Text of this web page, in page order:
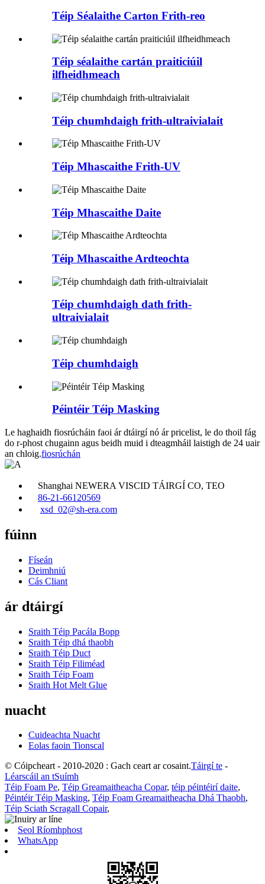
Téip Séalaithe Carton Frith-reo
Téip séalaithe cartán praiticiúil
ilfheidhmeach
Téip chumhdaigh frith-ultraivialait
Téip Mhascaithe Frith-UV
Téip Mhascaithe Daite
Téip Mhascaithe Ardteochta
Téip chumhdaigh dath frith-
ultraivialait
Téip chumhdaigh
Péintéir Téip Masking
Le haghaidh fiosrúcháin faoi ár dtáirgí nó ár pricelist, le do thoil fág
do r-phost chugainn agus beidh muid i dteagmháil laistigh de 24 uair
an chloig.fiosrúchán
Shanghai NEWERA VISCID TÁIRGÍ CO, TEO
86-21-66120569
xsd_02@sh-era.com
fúinn
Físeán
Deimhniú
Cás Cliant
ár dtáirgí
Sraith Téip Pacála Bopp
Sraith Téip dhá thaobh
Sraith Téip Duct
Sraith Téip Filiméad
Sraith Téip Foam
Sraith Hot Melt Glue
nuacht
Cuideachta Nuacht
Eolas faoin Tionscal
© Cóipcheart - 2010-2020 : Gach ceart ar cosaint.Táirgí te -
Léarscáil an tSuímh
Téip Foam Pe, Téip Greamaitheacha Copar, téip péintéirí daite,
Péintéir Téip Masking, Téip Foam Greamaitheacha Dhá Thaobh,
Téip Sciath Scragall Copair,
Seol Ríomhphost
WhatsApp